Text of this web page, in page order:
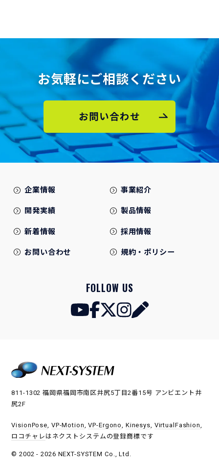
お気軽にご相談ください
お問い合わせ
企業情報 事業紹介
開発実績 製品情報
新着情報 採用情報
お問い合わせ 規約・ポリシー
FOLLOW US
811-1302 福岡県福岡市南区井尻5丁目2番15号 アンビエント井
尻2F
VisionPose VP-Motion ,VP-Ergono Kinesys VirtualFashion
ロコチャレ はネクストシステムの登録商標です
© 2002 - 2026 NEXT-SYSTEM Co., Ltd.